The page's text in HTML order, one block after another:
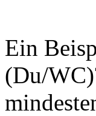
Ein
(Du/